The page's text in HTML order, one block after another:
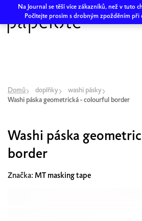
obsah
Na Journal se těší více zákazníků, než v tuto
Počítejte prosím s drobným zpožděním při
Domů doplňky
washi pásky
Washi páska geometrická - colourful border
Washi páska
border
Značka: MT masking tape